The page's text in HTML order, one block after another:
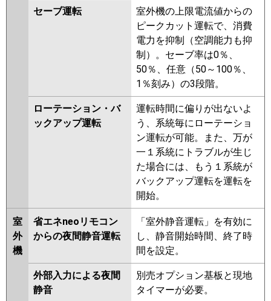
セーブ運転
室外機の上限電流値からの
ピークカット運転で、消費
電力を抑制（空調能力も抑
制）。セーブ率は0％、
50％、任意（50～100％、
1％刻み）の3段階。
ローテーション・バ
ックアップ運転
運転時間に偏りが出ないよ
う、系統毎にローテーショ
ン運転が可能。また、万が
一１系統にトラブルが生じ
た場合には、もう１系統が
バックアップ運転を運転を
開始。
室
外
機
省エネneoリモコン
からの夜間静音運転
「室外静音運転」を有効に
し、静音開始時間、終了時
間を設定。
外部入力による夜間
静音
別売オプション基板と現地
タイマーが必要。